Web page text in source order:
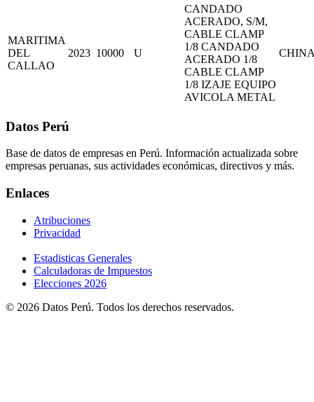
MARITIMA
DEL
CALLAO
2023 10000 U
CANDADO
ACERADO, S/M,
CABLE CLAMP
1/8 CANDADO
ACERADO 1/8
CABLE CLAMP
1/8 IZAJE EQUIPO
AVICOLA METAL
Datos Perú
Base de datos de empresas en Perú. Información actualizada sobre
empresas peruanas, sus actividades económicas, directivos y más.
Enlaces
Atribuciones
Privacidad
Estadisticas Generales
Calculadoras de Impuestos
Elecciones 2026
© 2026 Datos Perú. Todos los derechos reservados.